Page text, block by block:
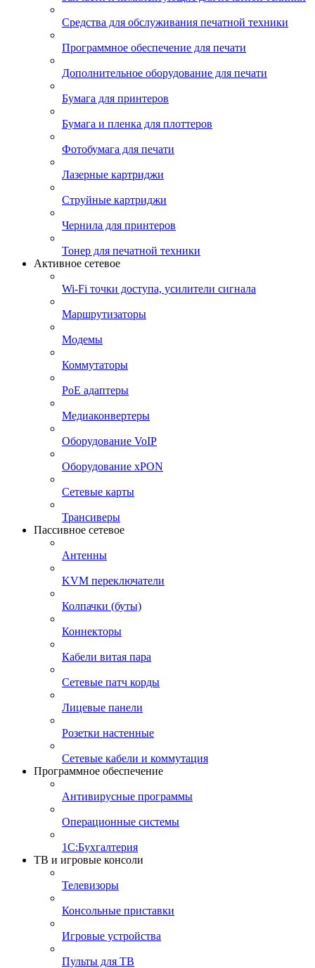
Средства для обслуживания печатной техники
Программное обеспечение для печати
Дополнительное оборудование для печати
Бумага для принтеров
Бумага и пленка для плоттеров
Фотобумага для печати
Лазерные картриджи
Струйные картриджи
Чернила для принтеров
Тонер для печатной техники
Активное сетевое
Wi-Fi точки доступа, усилители сигнала
Маршрутизаторы
Модемы
Коммутаторы
PoE адаптеры
Медиаконвертеры
Оборудование VoIP
Оборудование xPON
Сетевые карты
Трансиверы
Пассивное сетевое
Антенны
KVM переключатели
Колпачки (буты)
Коннекторы
Кабели витая пара
Сетевые патч корды
Лицевые панели
Розетки настенные
Сетевые кабели и коммутация
Программное обеспечение
Антивирусные программы
Операционные системы
1С:Бухгалтерия
ТВ и игровые консоли
Телевизоры
Консольные приставки
Игровые устройства
Пульты для ТВ